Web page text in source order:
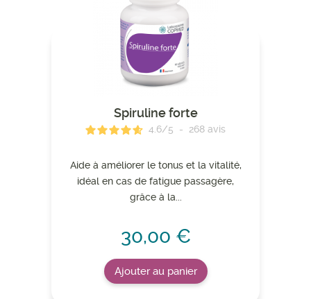
Spiruline forte
4.6/5 - 268 avis
Aide à améliorer le tonus et la vitalité,
idéal en cas de fatigue passagère,
grâce à la...
30,00 €
Ajouter au panier